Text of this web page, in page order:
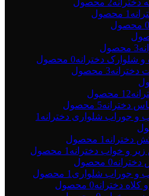
1 محصول
0 محصول
3 محصول
و شلوارک دخترانه0 محصول
دخترانه3 محصول
12 محصول
دخترانه5 محصول
و جوراب شلواری دخترانه 1
دخترانه 1 محصول
و خواب دخترانه 1 محصول
دخترانه0 محصول
و جوراب شلواری 1 محصول
کلاه دخترانه0 محصول